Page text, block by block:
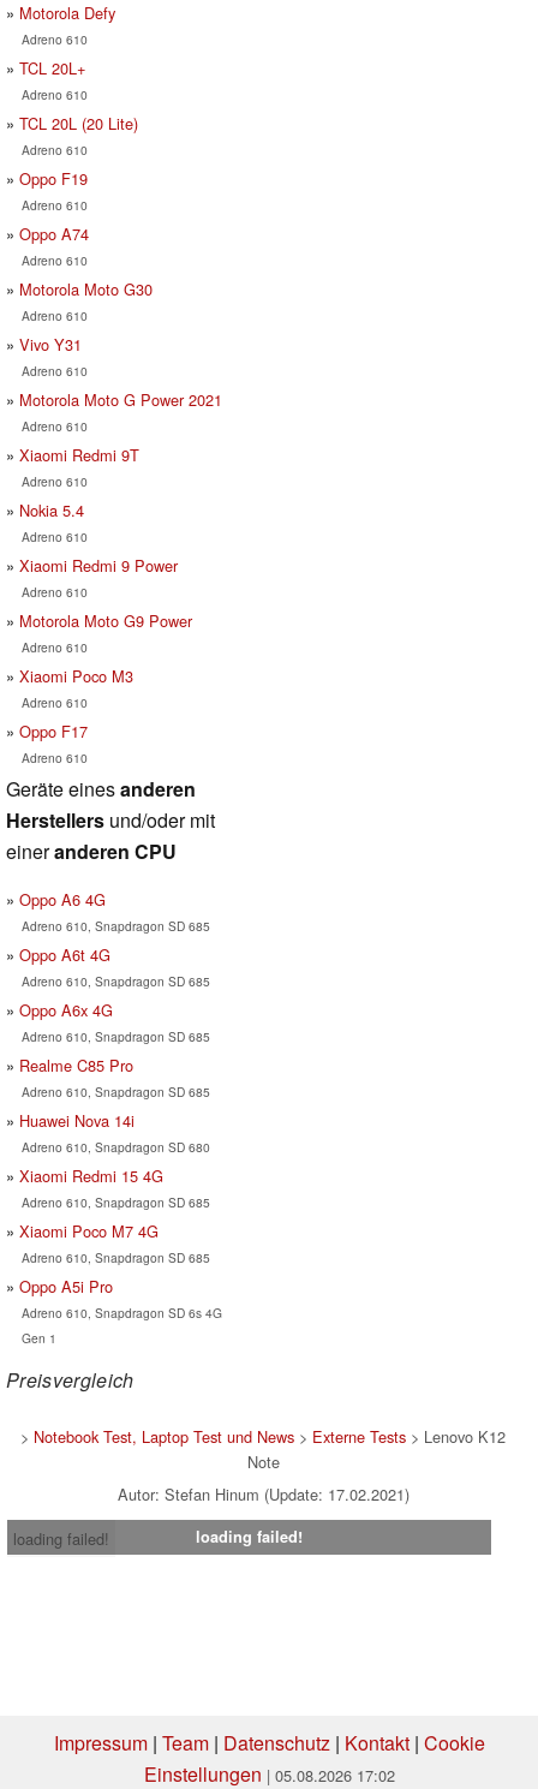
Motorola Defy
Adreno 610
TCL 20L+
Adreno 610
TCL 20L (20 Lite)
Adreno 610
Oppo F19
Adreno 610
Oppo A74
Adreno 610
Motorola Moto G30
Adreno 610
Vivo Y31
Adreno 610
Motorola Moto G Power 2021
Adreno 610
Xiaomi Redmi 9T
Adreno 610
Nokia 5.4
Adreno 610
Xiaomi Redmi 9 Power
Adreno 610
Motorola Moto G9 Power
Adreno 610
Xiaomi Poco M3
Adreno 610
Oppo F17
Adreno 610
Geräte einesanderen
Herstellers und/oder mit
eineranderen CPU
Oppo A6 4G
Adreno 610, Snapdragon SD 685
Oppo A6t 4G
Adreno 610, Snapdragon SD 685
Oppo A6x 4G
Adreno 610, Snapdragon SD 685
Realme C85 Pro
Adreno 610, Snapdragon SD 685
Huawei Nova 14i
Adreno 610, Snapdragon SD 680
Xiaomi Redmi 15 4G
Adreno 610, Snapdragon SD 685
Xiaomi Poco M7 4G
Adreno 610, Snapdragon SD 685
Oppo A5i Pro
Adreno 610, Snapdragon SD 6s 4G
Gen 1
Preisvergleich
> Notebook Test, Laptop Test und News > Externe Tests > Lenovo K12
Note
Autor: Stefan Hinum (Update: 17.02.2021)
loading failed!
loading failed!
Impressum| Team| Datenschutz| Kontakt| Cookie
Einstellungen | 05.08.2026 17:02